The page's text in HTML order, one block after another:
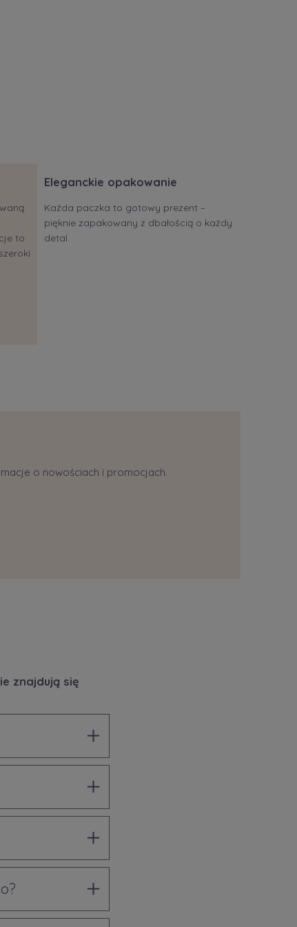
to
Eleganckie opakowanie
Każda paczka to gotowy prezent –
pięknie zapakowany z dbałością o każdy
detal.
o nowościach i promocjach.
znajdują się